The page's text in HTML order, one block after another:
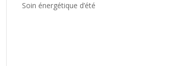
Soin énergétique d’été